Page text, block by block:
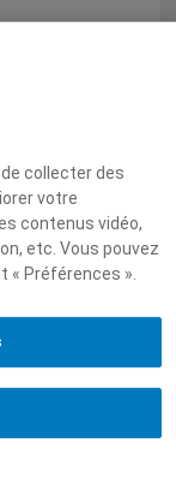
de la
visée
ou
les
collecter des
votre
contenus vidéo,
etc. Vous pouvez
Préférences ».